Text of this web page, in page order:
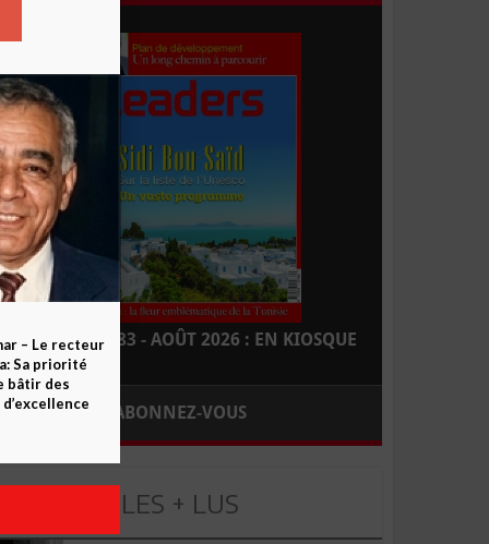
LEADERS N° 183 - AOÛT 2026 : EN KIOSQUE
ABONNEZ-VOUS
LES + LUS
– Le recteur
Sa priorité
bâtir des